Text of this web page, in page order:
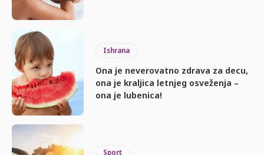
Ishrana
Ona je neverovatno zdrava za decu,
ona je kraljica letnjeg osveženja –
ona je lubenica!
Sport